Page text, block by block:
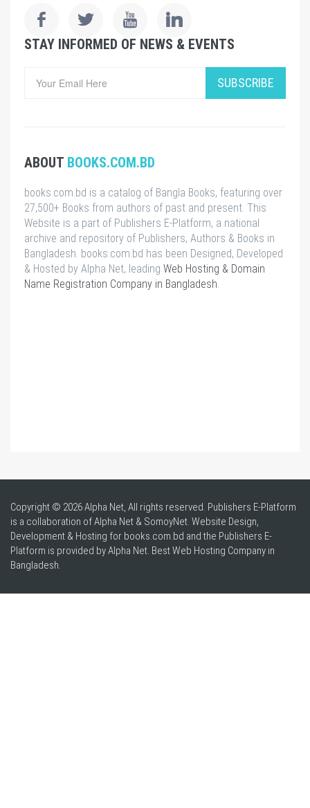
STAY INFORMED OF NEWS & EVENTS
SUBSCRIBE
ABOUT BOOKS.COM.BD
books.com.bd is a catalog of Bangla Books, featuring over
27,500+ Books from authors of past and present. This
Website is a part of Publishers E-Platform, a national
archive and repository of Publishers, Authors & Books in
Bangladesh. books.com.bd has been Designed, Developed
& Hosted by Alpha Net, leading Web Hosting & Domain
Name Registration Company in Bangladesh
Copyright © 2026 Alpha Net, All rights reserved. Publishers E-Platform
is a collaboration of Alpha Net & SomoyNet. Website Design,
Development & Hosting for books.com.bd and the Publishers E-
Platform is provided by Alpha Net. BestWeb Hosting Company in
Bangladesh.